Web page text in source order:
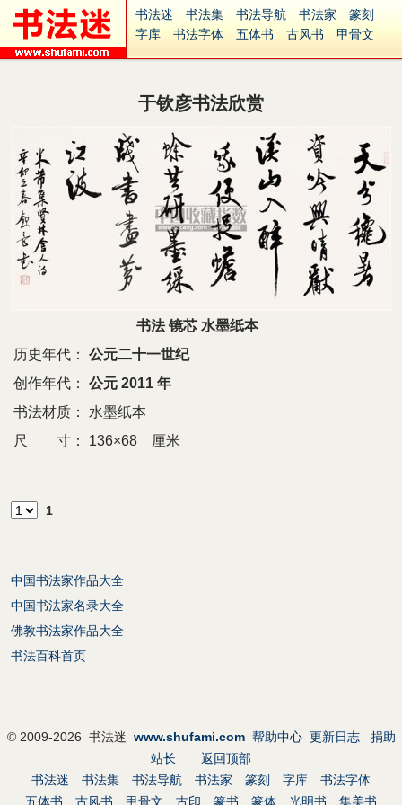
书法迷 书法集 书法导航 书法家
篆刻
字库
书法字体 五体书 古风书
甲骨文
集字
字形 大字 篆刻之家
古籍
中医 象棋 游戏
识字 印章
硬筆字
字体下载
免费字体 中文字体
英文字体
Ai矢量
南无阿弥陀佛
意见反馈
安全网站
捐赠 繁體版
于钦彦书法欣赏
书法 镜芯 水墨纸本
历史年代：
公元二十一世纪
创作年代：
公元 2011 年
书法材质：
水墨纸本
尺 寸：
136×68 厘米
1
中国书法家作品大全
中国书法家名录大全
佛教书法家作品大全
书法百科首页
© 2009-2026 书法迷 www.shufami.com 帮助中心 更新日志
捐助
站长
返回顶部
书法迷
书法集 书法导航 书法家 篆刻 字库
书法字体
五体书
古风书 甲骨文 古印 篆书 篆体 光明书 集美书